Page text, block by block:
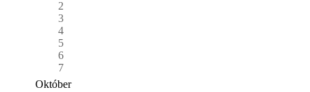
2
3
4
5
6
7
Október